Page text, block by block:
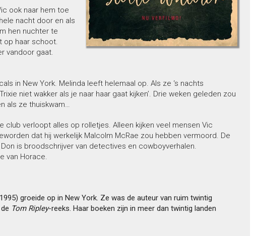
ook naar hem toe
nacht door en als
hen nuchter te
op haar schoot.
vandoor gaat.
in New York. Melinda leeft helemaal op. Als ze ‘s nachts
niet wakker als je naar haar gaat kijken’. Drie weken geleden zou
als ze thuiskwam…
club verloopt alles op rolletjes. Alleen kijken veel mensen Vic
dat hij werkelijk Malcolm McRae zou hebben vermoord. De
is broodschrijver van detectives en cowboyverhalen.
van Horace.
groeide op in New York. Ze was de auteur van ruim twintig
Tom Ripley-reeks. Haar boeken zijn in meer dan twintig landen